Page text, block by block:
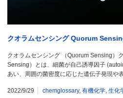
クオラムセンシング Quorum
クオラムセンシング （Quorum Sensing）
Sensing）とは、細菌が自己誘導因子
あい、周囲の菌密度に応じた遺伝子発現や
2022/9/29 chemglossary, 有機化学, 生化